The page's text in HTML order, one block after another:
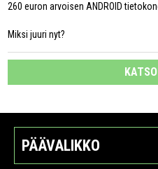
260 euron arvoisen ANDROID
Miksi juuri nyt?
PÄÄVALIKKO